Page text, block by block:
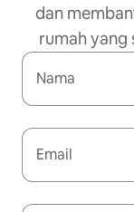
dan
rumah yang
Nama
Email